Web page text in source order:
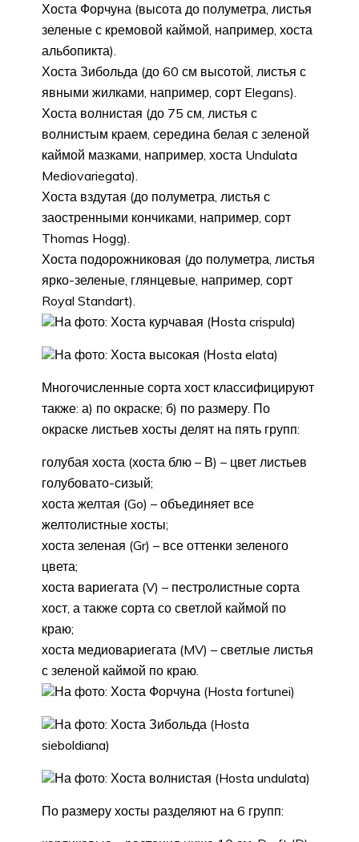
Хоста Форчуна (высота до полуметра, листья
зеленые с кремовой каймой, например, хоста
альбопикта).
Хоста Зибольда (до 60 см высотой, листья с
явными жилками, например, сорт Elegans).
Хоста волнистая (до 75 см, листья с
волнистым краем, середина белая с зеленой
каймой мазками, например, хоста Undulata
Mediovariegata).
Хоста вздутая (до полуметра, листья с
заостренными кончиками, например, сорт
Thomas Hogg).
Хоста подорожниковая (до полуметра, листья
ярко-зеленые, глянцевые, например, сорт
Royal Standart).
На фото: Хоста курчавая (Нosta crispula)
На фото: Хоста высокая (Нosta elata)
Многочисленные сорта хост классифицируют
также: а) по окраске; б) по размеру. По
окраске листьев хосты делят на пять групп:
голубая хоста (хоста блю – В) – цвет листьев
голубовато-сизый;
хоста желтая (Go) – объединяет все
желтолистные хосты;
хоста зеленая (Gr) – все оттенки зеленого
цвета;
хоста вариегата (V) – пестролистные сорта
хост, а также сорта со светлой каймой по
краю;
хоста медиовариегата (MV) – светлые листья
с зеленой каймой по краю.
На фото: Хоста Форчуна (Hosta fortunei)
На фото: Хоста Зибольда (Hosta
sieboldiana)
На фото: Хоста волнистая (Hosta undulata)
По размеру хосты разделяют на 6 групп: